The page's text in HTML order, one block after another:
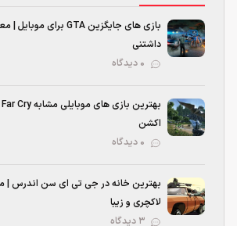
داشتنی
اکشن
لاکچری و زیبا